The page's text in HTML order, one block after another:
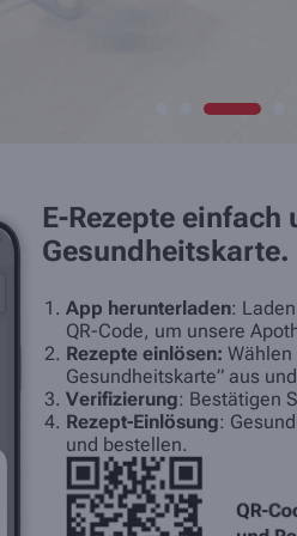
E-Rezepte
Gesundheitskarte.
App herunterladen:
QR-Code, um unsere
Rezepte einlösen: Wählen
Gesundheitskarte” aus
Verifizierung: Bestätigen
Rezept-Einlösung:
und bestellen.